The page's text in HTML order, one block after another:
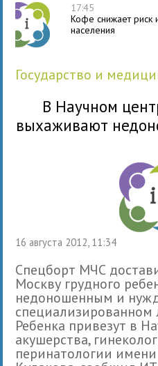
17:45
Кофе снижает риск
населения
государство и
В Научном
выхаживают
16 августа 2012, 11:34
Спецборт МЧС
Москву грудного
недоношенным и
специализированном
Ребенка привезут в
акушерства,
перинатологии